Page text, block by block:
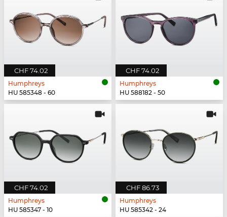
CHF 74.02
Humphreys
HU 585348 - 60
CHF 74.02
Humphreys
HU 588182 - 50
CHF 74.02
Humphreys
HU 585347 - 10
CHF 86.73
Humphreys
HU 585342 - 24